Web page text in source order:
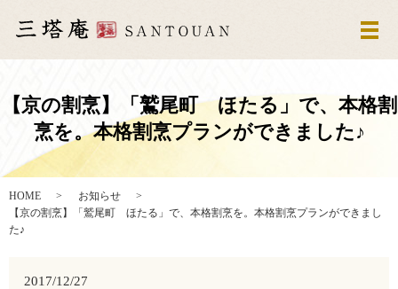
メ
【京の割烹】「鷲尾町 ほたる」で、本格割
烹を。本格割烹プランができました♪
HOME
お知らせ
【京の割烹】「鷲尾町 ほたる」で、本格割烹を。本格割烹プランができまし
た♪
2017/12/27